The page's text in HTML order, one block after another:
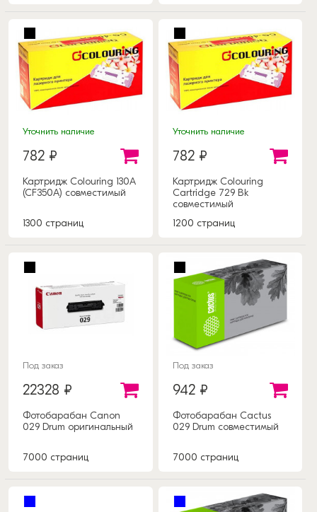
Уточнить наличие
782 ₽
Картридж Colouring 130A
(CF350A) совместимый
1300 страниц
Уточнить наличие
782 ₽
Картридж Colouring
Cartridge 729 Bk
совместимый
1200 страниц
Под заказ
22328 ₽
Фотобарабан Canon
029 Drum оригинальный
7000 страниц
Под заказ
942 ₽
Фотобарабан Cactus
029 Drum совместимый
7000 страниц